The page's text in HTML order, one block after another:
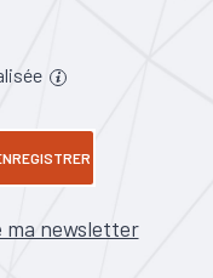
ma newsletter